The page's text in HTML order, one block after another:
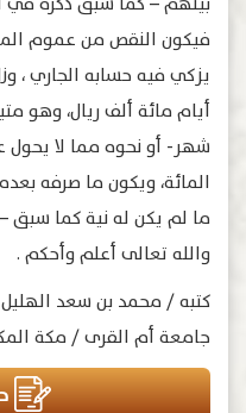
فيكون النقص من عموم
يزكي فيه حسابه الجاري ،
أيام مائة ألف ريال، وهو
شهر- أو نحوه مما لا يحول
المائة، ويكون ما صرفه
ما لم يكن له نية كما سبق
والله تعالى أعلم وأحكم .
كتبه / محمد بن سعد
جامعة أم القرى / مكة